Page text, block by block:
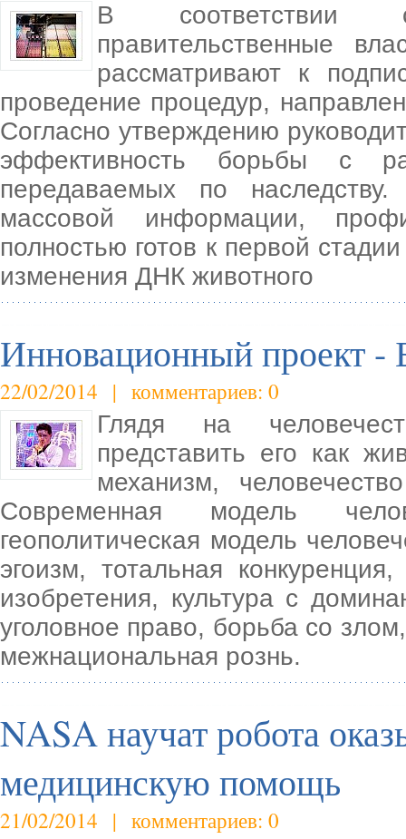
В соответствии
правительственные
рассматривают к
проведение процедур,
Согласно утверждению
эффективность борьбы с
передаваемых по
массовой информации,
полностью готов к первой
изменения ДНК животного
Инновационный проект -
22/02/2014 | комментариев: 0
Глядя на
представить его как
механизм,
Современная модель
геополитическая модель
эгоизм, тотальная
изобретения, культура с
уголовное право, борьба со
межнациональная рознь.
NASA научат робота
медицинскую помощь
21/02/2014 | комментариев: 0